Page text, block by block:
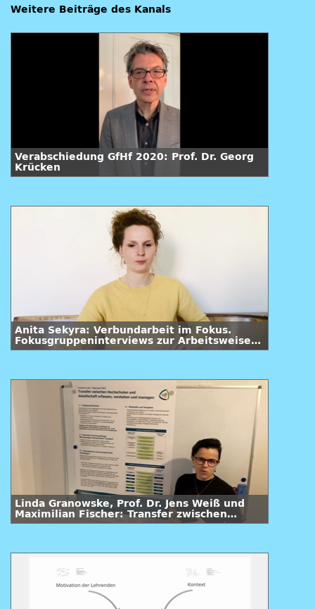
Weitere Beiträge des Kanals
Verabschiedung GfHf 2020: Prof. Dr. Georg
Krücken
Anita Sekyra: Verbundarbeit im Fokus.
Fokusgruppeninterviews zur Arbeitsweise
im sächsischen Verbundprojekt „Lehrpraxis
Linda Granowske, Prof. Dr. Jens Weiß und
Maximilian Fischer: Transfer zwischen
Hochschulen und Gesellschaft erfassen,